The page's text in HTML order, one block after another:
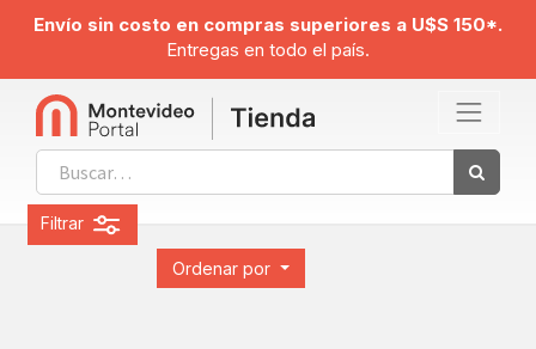
Envío sin costo en compras superiores a U$S 150*.
Entregas en todo el país.
Ordenar por
Filtrar